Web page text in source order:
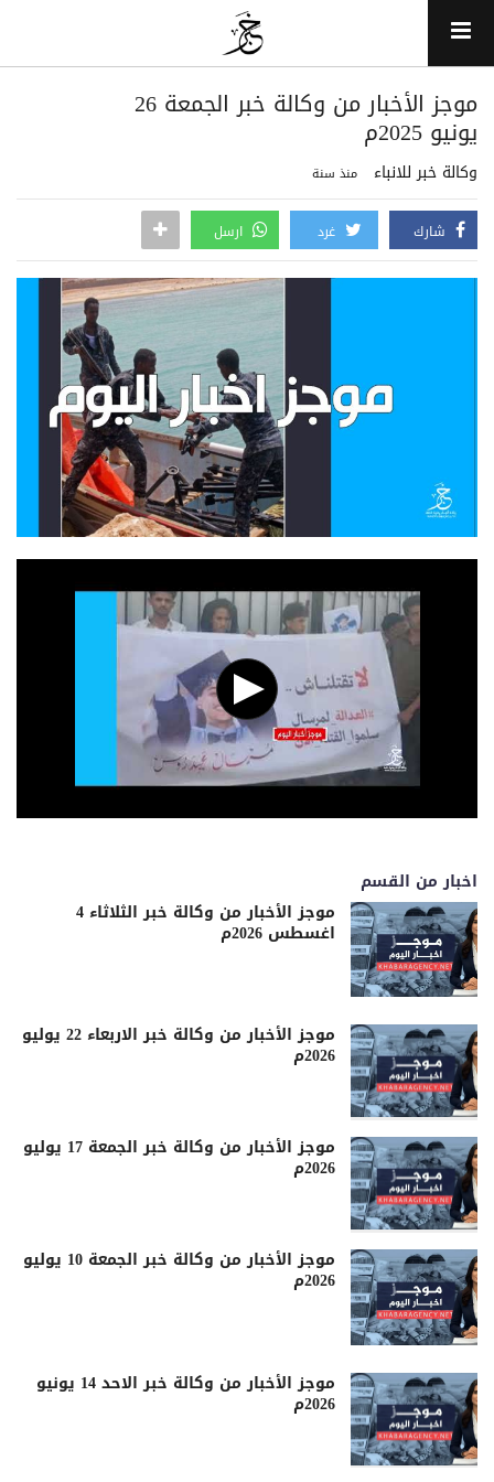
موجز الأخبار من وكالة خبر الجمعة 26
يونيو 2025م
وكالة خبر للانباء منذ سنة
شارك غرد ارسل
اخبار من القسم
موجز الأخبار من وكالة خبر الثلاثاء 4
اغسطس 2026م
موجز الأخبار من وكالة خبر الاربعاء 22 يوليو
2026م
موجز الأخبار من وكالة خبر الجمعة 17 يوليو
2026م
موجز الأخبار من وكالة خبر الجمعة 10 يوليو
2026م
موجز الأخبار من وكالة خبر الاحد 14 يونيو
2026م